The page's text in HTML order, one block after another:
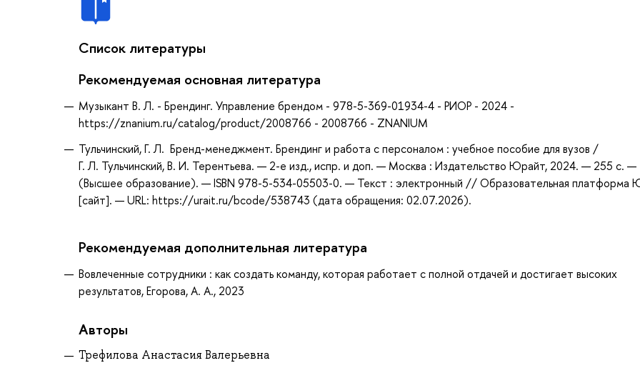
Список литературы
Рекомендуемая основная литература
Музыкант В. Л. - Брендинг. Управление брендом - 978-5-369-01934-4 - РИОР - 2024 -
https://znanium.ru/catalog/product/2008766 - 2008766 - ZNANIUM
Тульчинский, Г. Л. Бренд-менеджмент. Брендинг и работа с персоналом : учебное пособие для вузов /
Г. Л. Тульчинский, В. И. Терентьева. — 2-е изд., испр. и доп. — Москва : Издательство Юрайт, 2024. — 255 с. —
(Высшее образование). — ISBN 978-5-534-05503-0. — Текст : электронный // Образовательная платформа
[сайт]. — URL: https://urait.ru/bcode/538743 (дата обращения: 02.07.2026).
Рекомендуемая дополнительная литература
Вовлеченные сотрудники : как создать команду, которая работает с полной отдачей и достигает высоких
результатов, Егорова, А. А., 2023
Авторы
Трефилова Анастасия Валерьевна